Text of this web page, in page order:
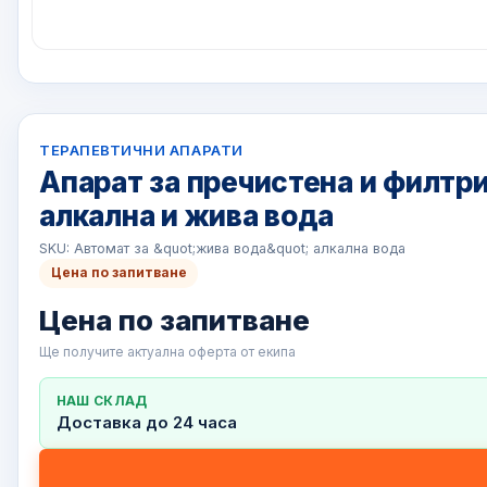
ТЕРАПЕВТИЧНИ АПАРАТИ
Апарат за пречистена и
алкална и жива вода
SKU: Автомат за &quot;жива вода&quot; алкална вода
Цена по запитване
Цена по запитване
Ще получите актуална оферта от екипа
НАШ СКЛАД
Доставка до 24 часа